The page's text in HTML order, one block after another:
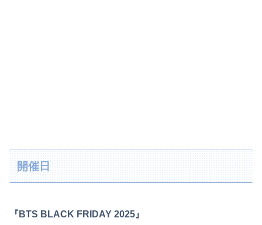
開催日
『BTS BLACK FRIDAY 2025』